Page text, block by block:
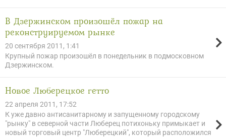
В Дзержинском произошёл пожар на
реконструируемом рынке
20 сентября 2011, 1:41
Крупный пожар произошёл в понедельник в подмосковном
Дзержинском.
Новое Люберецкое гетто
22 апреля 2011, 17:52
К уже давно антисанитарному и запущенному городскому
"рынку" в северной части Люберец потихоньку примыкает и
новый торговый центр "Люберецкий", который расположился